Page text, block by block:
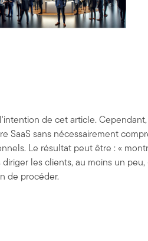
de cet article.
SaaS sans nécessairement
Le résultat peut être : «
les clients, au moins un
de procéder.